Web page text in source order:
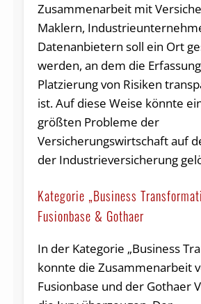
Zusammenarbeit mit
Maklern,
Datenanbietern soll ein Ort
werden, an dem die
Platzierung von Risiken
ist. Auf diese Weise könnte
größten Probleme der
Versicherungswirtschaft auf
der Industrieversicherung
Kategorie „Business
Fusionbase & Gothaer
In der Kategorie „Business
konnte die Zusammenarbeit
Fusionbase und der Gothaer